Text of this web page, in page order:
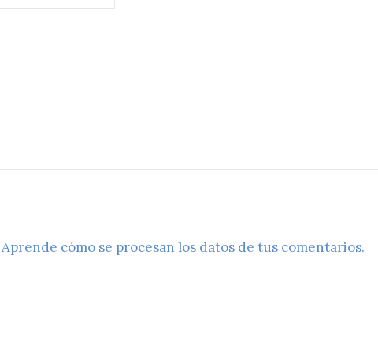
Aprende cómo se procesan los datos de tus comentarios.